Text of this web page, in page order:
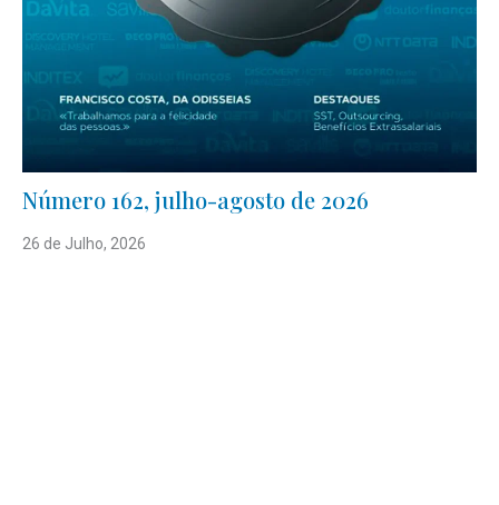
Número 162, julho-agosto de 2026
26 de Julho, 2026